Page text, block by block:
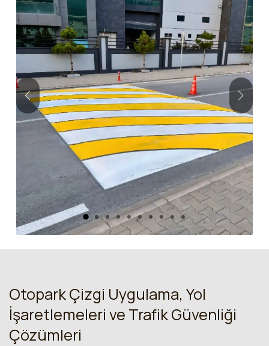
Önceki
Otopark Çizgi Uygulama, Yol
İşaretlemeleri ve Trafik Güvenliği
Çözümleri